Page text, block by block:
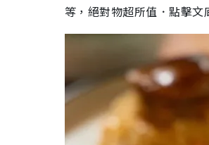
等，絕對物超所值．點擊文